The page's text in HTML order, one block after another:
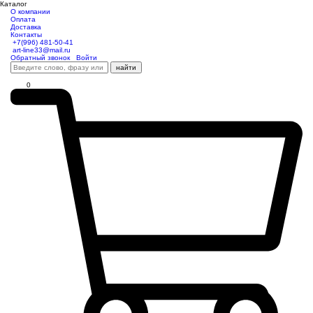
О компании
Оплата
Доставка
Контакты
+7(996) 481-50-41
art-line33@mail.ru
Обратный звонок
Войти
Каталог
найти
0